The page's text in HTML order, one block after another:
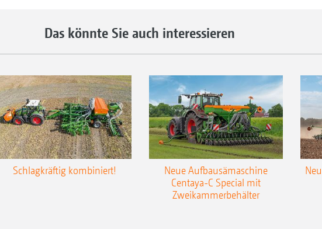
Das könnte Sie auch interessieren
Schlagkräftig kombiniert!
Neue Aufbausämaschine
Centaya-C Special mit
Zweikammerbehälter